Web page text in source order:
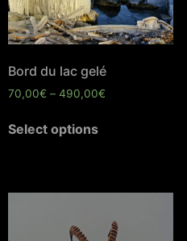
Bord du lac gelé
70,00€ – 490,00€
Select options